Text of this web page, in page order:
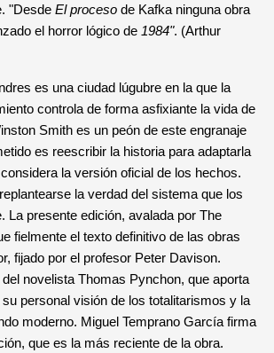
"Desde El proceso de Kafka ninguna obra
el horror lógico de 1984". (Arthur
es una ciudad lúgubre en la que la
controla de forma asfixiante la vida de
Smith es un peón de este engranaje
es reescribir la historia para adaptarla
la versión oficial de los hechos.
la verdad del sistema que los
La presente edición, avalada por The
fielmente el texto definitivo de las obras
fijado por el profesor Peter Davison.
novelista Thomas Pynchon, que aporta
personal visión de los totalitarismos y la
moderno. Miguel Temprano García firma
que es la más reciente de la obra.